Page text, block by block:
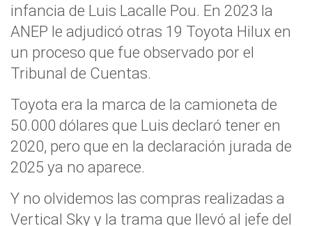
infancia de Luis Lacalle Pou. En 2023 la
ANEP le adjudicó otras 19 Toyota Hilux en
un proceso que fue observado por el
Tribunal de Cuentas.
Toyota era la marca de la camioneta de
50.000 dólares que Luis declaró tener en
2020, pero que en la declaración jurada de
2025 ya no aparece.
Y no olvidemos las compras realizadas a
Vertical Sky y la trama que llevó al jefe del